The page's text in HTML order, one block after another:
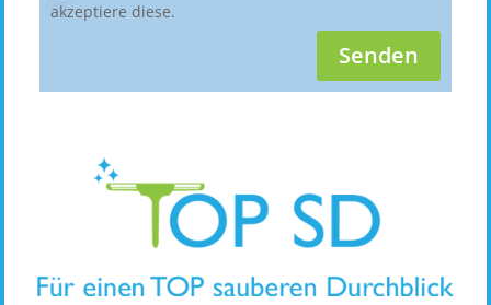
akzeptiere diese.
Senden